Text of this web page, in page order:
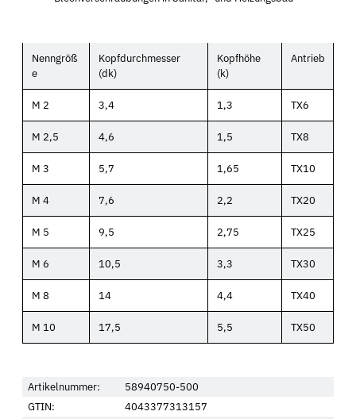
Nenngröß
e
Kopfdurchmesser
(dk)
Kopfhöhe
(k)
Antrieb
M 2 3,4 1,3 TX6
M 2,5 4,6 1,5 TX8
M 3 5,7 1,65 TX10
M 4 7,6 2,2 TX20
M 5 9,5 2,75 TX25
M 6 10,5 3,3 TX30
M 8 14 4,4 TX40
M 10 17,5 5,5 TX50
Artikelnummer:
58940750-500
GTIN:
4043377313157